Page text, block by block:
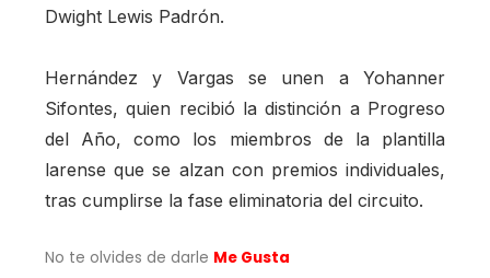
Dwight Lewis Padrón.
Hernández y Vargas se unen a Yohanner
Sifontes, quien recibió la distinción a Progreso
del Año, como los miembros de la plantilla
larense que se alzan con premios individuales,
tras cumplirse la fase eliminatoria del circuito.
No te olvides de darle Me Gusta